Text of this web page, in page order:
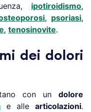
ipotiroidismo,
, psoriasi,
, tenosinovite.
dei dolori
con undolore
e alle articolazioni.